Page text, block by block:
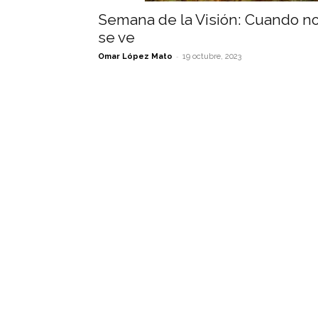
Semana de la Visión: Cuando
se ve
Omar López Mato - 19 octubre, 2023